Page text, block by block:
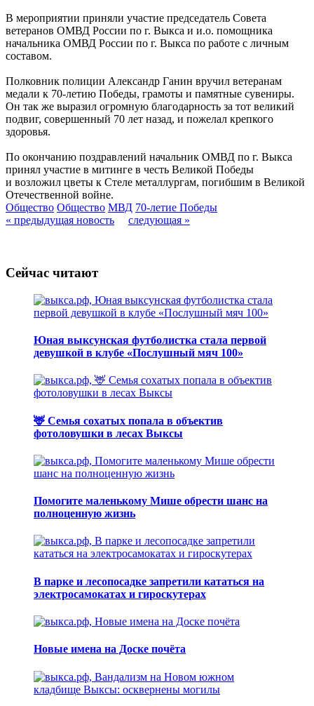
В мероприятии приняли участие председатель Совета
ветеранов ОМВД России по г. Выкса и и.о. помощника
начальника ОМВД России по г. Выкса по работе с личным
составом.
Полковник полиции Александр Ганин вручил ветеранам
медали к 70-летию Победы, грамоты и памятные сувениры.
Он так же выразил огромную благодарность за тот великий
подвиг, совершенный 70 лет назад, и пожелал крепкого
здоровья.
По окончанию поздравлений начальник ОМВД по г. Выкса
принял участие в митинге в честь Великой Победы
и возложил цветы к Стеле металлургам, погибшим в Великой
Отечественной войне.
Общество Общество МВД 70-летие Победы
« предыдущая новость
следующая »
Сейчас читают
Юная выксунская футболистка стала первой
девушкой в клубе «Послушный мяч 100»
🦌 Семья сохатых попала в объектив
фотоловушки в лесах Выксы
Помогите маленькому Мише обрести шанс на
полноценную жизнь
В парке и лесопосадке запретили кататься на
электросамокатах и гироскутерах
Новые имена на Доске почёта